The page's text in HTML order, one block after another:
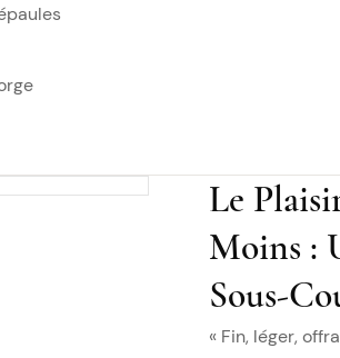
Le
Moins :
Sous-
« Fin, léger,